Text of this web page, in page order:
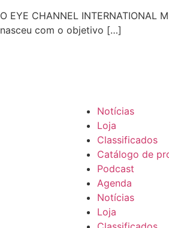
O EYE CHANNEL
nasceu com o objetivo […]
Notícias
Loja
Classificados
Catálogo de
Podcast
Agenda
Notícias
Loja